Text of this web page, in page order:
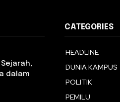
dalam
CATEGORIES
HEADLINE
DUNIA KAMPUS
POLITIK
PEMILU